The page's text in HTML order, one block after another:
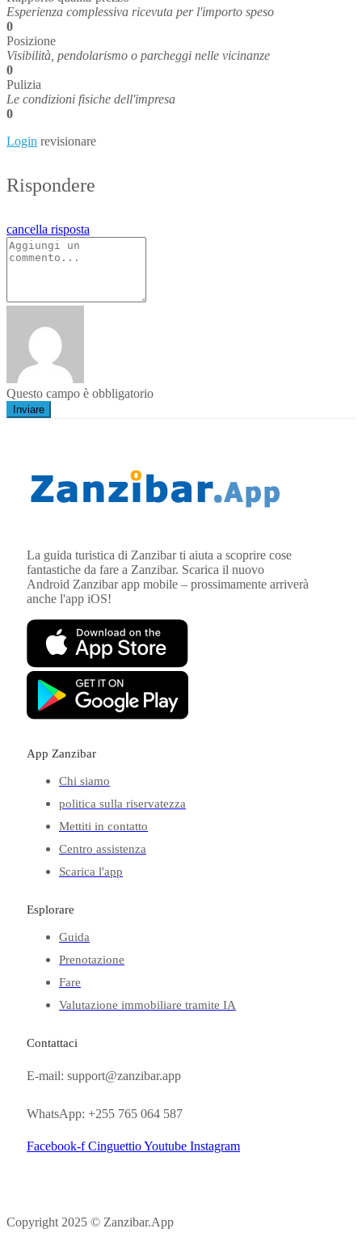
Esperienza complessiva ricevuta per l'importo speso
0
Posizione
Visibilità, pendolarismo o parcheggi nelle vicinanze
0
Pulizia
Le condizioni fisiche dell'impresa
0
Login revisionare
Rispondere
cancella risposta
Questo campo è obbligatorio
Inviare
La guida turistica di Zanzibar ti aiuta a scoprire cose
fantastiche da fare a Zanzibar. Scarica il nuovo
Android Zanzibarapp mobile – prossimamente arriverà
anche l'app iOS!
App Zanzibar
Chi siamo
politica sulla riservatezza
Mettiti in contatto
Centro assistenza
Scarica l'app
Esplorare
Guida
Prenotazione
Fare
Valutazione immobiliare tramite IA
Contattaci
E-mail: support@zanzibar.app
WhatsApp: +255 765 064 587
Facebook-f CinguettioYoutube Instagram
Copyright 2025 © Zanzibar.App